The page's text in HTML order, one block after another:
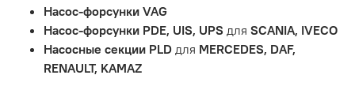
Неисправности вызваны ДТП, неправильной установкой
или чрезмерным износом.
Неисправность топливной системы или системы
впуска/выпуска.
Насос-форсунки VAG
Насос-форсунки PDE, UIS, UPS для SCANIA, IVECO
Насосные секции PLD для MERCEDES, DAF,
RENAULT, KAMAZ